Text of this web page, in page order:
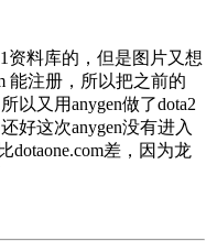
资料库的，但是图片又想
能注册，所以把之前的
以又用anygen做了dota2
好这次anygen没有进入
差，因为龙